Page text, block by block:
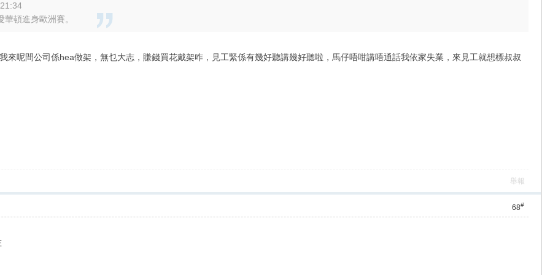
頓進身歐洲賽。
來呢間公司係hea做架，無乜大志，賺錢買花戴架咋，見工緊係有幾好聽講幾好聽啦，馬仔唔咁講唔通話我依家失業，來見工就想標叔叔
舉報
68#